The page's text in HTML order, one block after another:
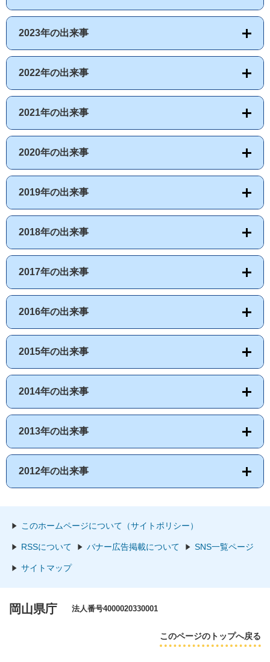
2023年の出来事
2022年の出来事
2021年の出来事
2020年の出来事
2019年の出来事
2018年の出来事
2017年の出来事
2016年の出来事
2015年の出来事
2014年の出来事
2013年の出来事
2012年の出来事
このホームページについて（サイトポリシー）
RSSについて バナー広告掲載について SNS一覧ページ
サイトマップ
岡山県庁 法人番号4000020330001
このページのトップへ戻る